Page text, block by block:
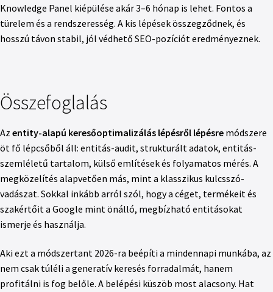
Knowledge Panel kiépülése akár 3–6 hónap is lehet. Fontos a
türelem és a rendszeresség. A kis lépések összegződnek, és
hosszú távon stabil, jól védhető SEO-pozíciót eredményeznek.
Összefoglalás
Az entity-alapú keresőoptimalizálás lépésről lépésre módszere
öt fő lépcsőből áll: entitás-audit, strukturált adatok, entitás-
szemléletű tartalom, külső említések és folyamatos mérés. A
megközelítés alapvetően más, mint a klasszikus kulcsszó-
vadászat. Sokkal inkább arról szól, hogy a céget, termékeit és
szakértőit a Google mint önálló, megbízható entitásokat
ismerje és használja.
Aki ezt a módszertant 2026-ra beépíti a mindennapi munkába, az
nem csak túléli a generatív keresés forradalmát, hanem
profitálni is fog belőle. A belépési küszöb most alacsony. Hat